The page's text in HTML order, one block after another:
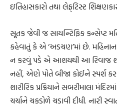
ઇતિહાસકારો તથા લેફ્‌ટિસ્ટ
સૂતક જેવી જ સાયન્ટિફિક કન્સેપ્ટ
કહેવાતું કે એ ‘અડચણ’માં છે.
ન કરવું પડે એ આશયથી આ રિવાજ
નહીં, એણે પોતે બીજા કોઈને સ્પર્શ
શારીરિક પ્રક્રિયાને સબરીમાલા
ચર્ચાને ચકડોળે ચડાવી દીધી. નારી